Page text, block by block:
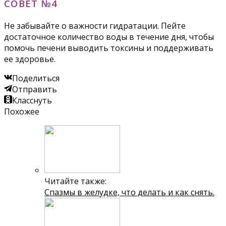
СОВЕТ №4
Не забывайте о важности гидратации. Пейте
достаточное количество воды в течение дня, чтобы
помочь печени выводить токсины и поддерживать
ее здоровье.
Поделиться
Отправить
Класснуть
Похожее
Читайте также:
Спазмы в желудке, что делать и как снять.